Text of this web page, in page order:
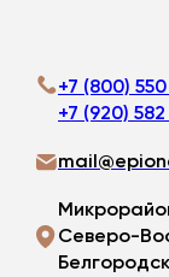
+7 (800)
+7 (920)
Северо-